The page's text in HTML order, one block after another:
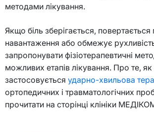
методами лікування.
Якщо біль зберігається, повертається
навантаження або обмежує
запропонувати фізіотерапевтичні
можливих етапів лікування. Про те, як
застосовується ударно-хвильова
ортопедичних і травматологічних
прочитати на сторінці клініки